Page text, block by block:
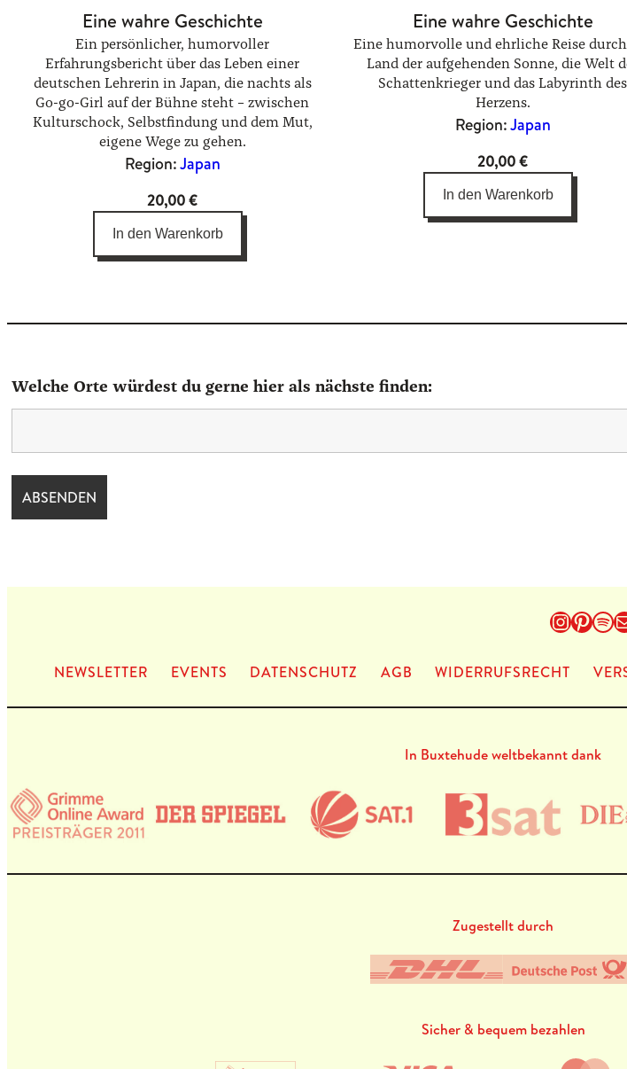
Eine wahre Geschichte
Ein persönlicher, humorvoller
Erfahrungsbericht über das Leben einer
deutschen Lehrerin in Japan, die nachts als
Go-go-Girl auf der Bühne steht – zwischen
Kulturschock, Selbstfindung und dem Mut,
eigene Wege zu gehen.
Region:Japan
20,00€
In den Warenkorb
Eine wahre Geschichte
Eine humorvolle und ehrliche Reise durch
Land der aufgehenden Sonne, die Welt
Schattenkrieger und das Labyrinth des
Herzens.
Region:Japan
20,00€
In den Warenkorb
Welche Orte würdest du gerne hier als nächste finden:
NEWS­LET­TER EVENTS DATEN­SCHUTZ AGB WIDERRUFSRECHT
In Buxtehude weltbekannt dank
Zugestellt durch
Sicher & bequem bezahlen